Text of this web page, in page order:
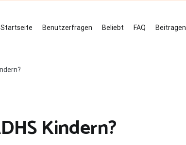
Startseite Benutzerfragen Beliebt FAQ Beitragen
Kindern?